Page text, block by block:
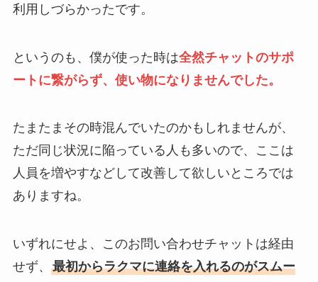
利用しづらかったです。
というのも、僕が使った時は全然チャットのサポ
ートに繋がらず、使い物になりませんでした。
たまたまその時混んでいたのかもしれませんが、
ただ同じ状況に陥っている人も多いので、ここは
人員を増やすなどして改善して欲しいところでは
ありますね。
いずれにせよ、このお問い合わせチャットは経由
せず、 最初からラクマに連絡を入れるのがスムー